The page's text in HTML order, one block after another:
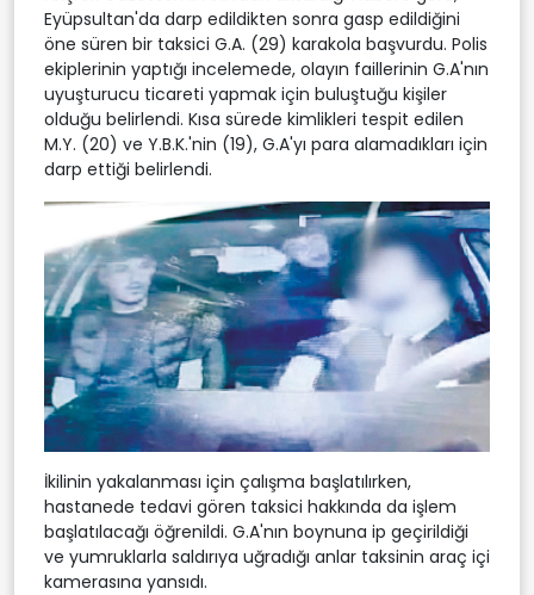
Eyüpsultan'da darp edildikten sonra gasp edildiğini
öne süren bir taksici G.A. (29) karakola başvurdu. Polis
ekiplerinin yaptığı incelemede, olayın faillerinin G.A'nın
uyuşturucu ticareti yapmak için buluştuğu kişiler
olduğu belirlendi. Kısa sürede kimlikleri tespit edilen
M.Y. (20) ve Y.B.K.'nin (19), G.A'yı para alamadıkları için
darp ettiği belirlendi.
İkilinin yakalanması için çalışma başlatılırken,
hastanede tedavi gören taksici hakkında da işlem
başlatılacağı öğrenildi. G.A'nın boynuna ip geçirildiği
ve yumruklarla saldırıya uğradığı anlar taksinin araç içi
kamerasına yansıdı.